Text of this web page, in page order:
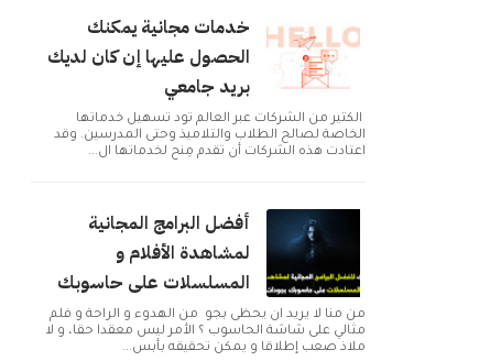
خدمات مجانية يمكنك
الحصول عليها إن كان لديك
بريد جامعي
الكثير من الشركات عبر العالم تود تسهيل خدماتها
الخاصة لصالح الطلاب والتلاميذ وحتى المدرسين. وقد
اعتادت هذه الشركات أن تقدم مِنح لخدماتها ال...
أفضل البرامج المجانية
لمشاهدة الأفلام و
المسلسلات على حاسوبك
من منا لا يريد ان يحظى بجو من الهدوء و الراحة و فلم
مثالي على شاشة الحاسوب ؟ الأمر ليس معقدا حقا، و لا
ملاذ صعب إطلاقا و يمكن تحقيقه بأبس...